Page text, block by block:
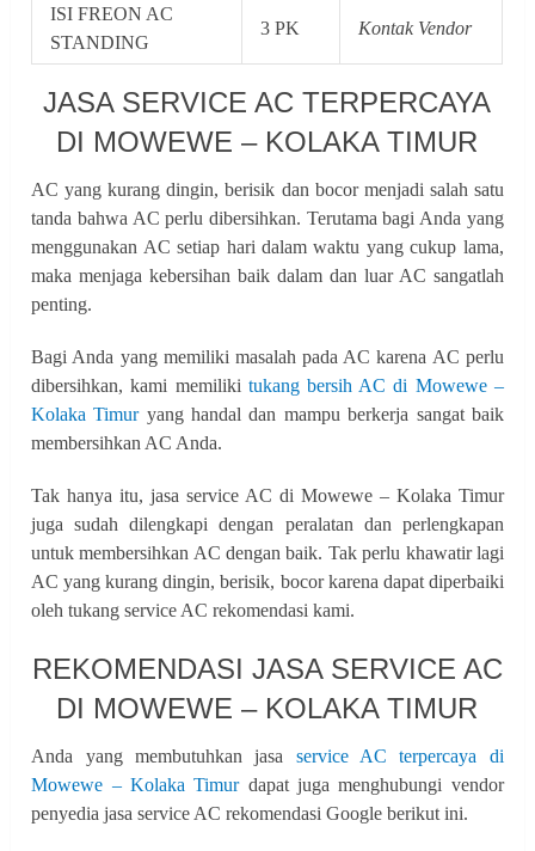
ISI FREON AC
STANDING
3 PK Kontak Vendor
JASA SERVICE AC TERPERCAYA
DI MOWEWE – KOLAKA TIMUR
AC yang kurang dingin, berisik dan bocor menjadi salah satu
tanda bahwa AC perlu dibersihkan. Terutama bagi Anda yang
menggunakan AC setiap hari dalam waktu yang cukup lama,
maka menjaga kebersihan baik dalam dan luar AC sangatlah
penting.
Bagi Anda yang memiliki masalah pada AC karena AC perlu
dibersihkan, kami memiliki tukang bersih AC di Mowewe –
Kolaka Timuryang handal dan mampu berkerja sangat baik
membersihkan AC Anda.
Tak hanya itu, jasa service AC di Mowewe – Kolaka Timur
juga sudah dilengkapi dengan peralatan dan perlengkapan
untuk membersihkan AC dengan baik. Tak perlu khawatir lagi
AC yang kurang dingin, berisik, bocor karena dapat diperbaiki
oleh tukang service AC rekomendasi kami.
REKOMENDASI JASA SERVICE AC
DI MOWEWE – KOLAKA TIMUR
Anda yang membutuhkan jasa service AC terpercaya di
Mowewe – Kolaka Timurdapat juga menghubungi vendor
penyedia jasa service AC rekomendasi Google berikut ini.